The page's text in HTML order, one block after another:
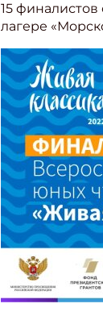
15
лагере